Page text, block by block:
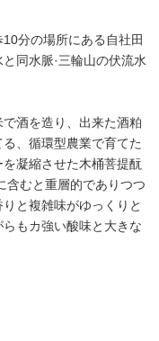
分の場所にある自社田
同水脈·三輪山の伏流水
酒を造り、出来た酒粕
、循環型農業で育てた
凝縮させた木桶菩提酛
含むと重層的でありつつ
と複雑味がゆっくりと
もカ強い酸味と大きな